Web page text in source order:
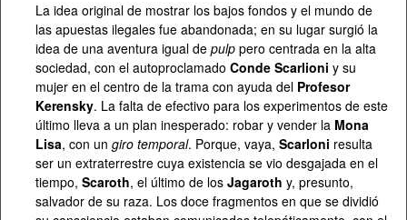
La idea original de mostrar los bajos fondos y el mundo de
las apuestas ilegales fue abandonada; en su lugar surgió la
idea de una aventura igual de pulp pero centrada en la alta
sociedad, con el autoproclamado Conde Scarlioni y su
mujer en el centro de la trama con ayuda del Profesor
Kerensky. La falta de efectivo para los experimentos de este
último lleva a un plan inesperado: robar y vender la Mona
Lisa, con un giro temporal. Porque, vaya, Scarloni resulta
ser un extraterrestre cuya existencia se vio desgajada en el
tiempo, Scaroth, el último de los Jagaroth y, presunto,
salvador de su raza. Los doce fragmentos en que se dividió